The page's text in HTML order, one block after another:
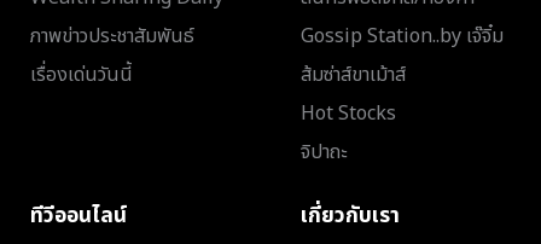
ภาพข่าวประชาสัมพันธ์
เรื่องเด่นวันนี้
Gossip Station..by เจ๊จิ๋ม
ส้มซ่าส์ขาเม้าส์
Hot Stocks
จิปาถะ
ทีวีออนไลน์ เกี่ยวกับเรา